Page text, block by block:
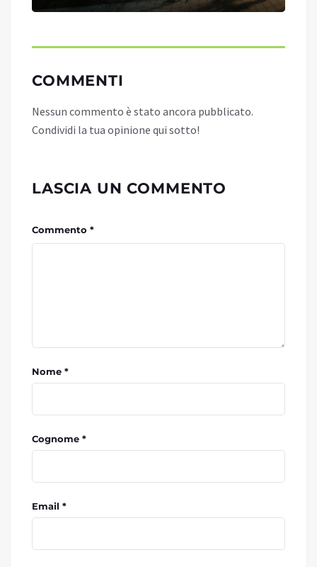
COMMENTI
Nessun commento è stato ancora pubblicato.
Condividi la tua opinione qui sotto!
LASCIA UN COMMENTO
Commento *
Nome *
Cognome *
Email *